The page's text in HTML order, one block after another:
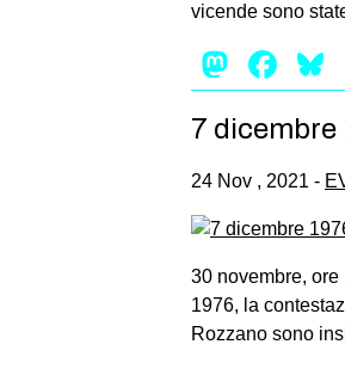
vicende sono
7 dicembre
24 Nov , 2021 -
30 novembre,
1976, la
Rozzano sono